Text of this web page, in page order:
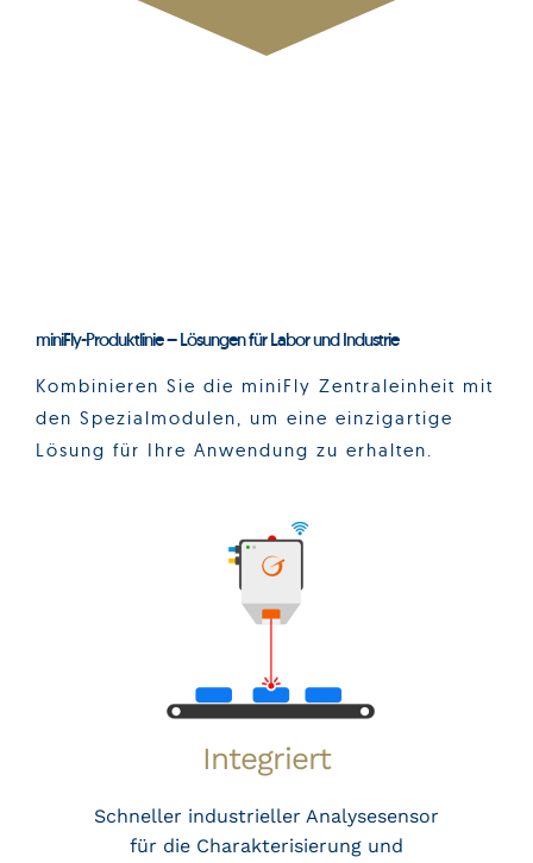
miniFly-Produktlinie – Lösungen für Labor und Industrie
Kombinieren Sie die miniFly Zentraleinheit mit
den Spezialmodulen, um eine einzigartige
Lösung für Ihre Anwendung zu erhalten.
Integriert
Schneller industrieller Analysesensor
für die Charakterisierung und